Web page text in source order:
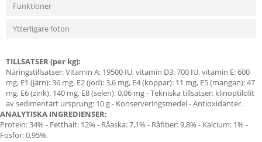
Funktioner
Ytterligare foton
TILLSATSER (per kg):
Näringstillsatser: Vitamin A: 19500 IU, vitamin D3: 700 IU, vitamin E: 600
mg, E1 (järn): 36 mg, E2 (jod): 3,6 mg, E4 (koppar): 11 mg, E5 (mangan): 47
mg, E6 (zink): 140 mg, E8 (selen): 0,06 mg - Tekniska tillsatser: klinoptilolit
av sedimentärt ursprung: 10 g - Konserveringsmedel - Antioxidanter.
ANALYTISKA INGREDIENSER:
Protein: 34% - Fetthalt: 12% - Råaska: 7,1% - Råfiber: 9,8% - Kalcium: 1% -
Fosfor: 0,95%.